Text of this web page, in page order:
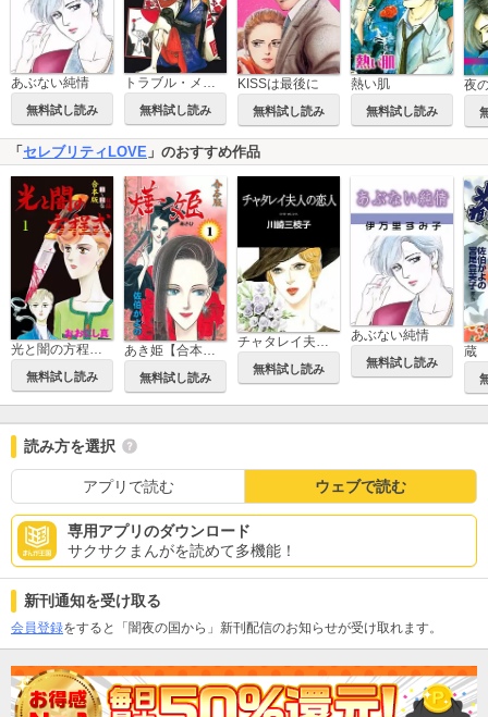
あぶない純情
無料試し読み
トラブル・メーカー
無料試し読み
KISSは最後に
無料試し読み
熱い肌
無料試し読み
夜
「 セレブリティLOVE 」のおすすめ作品
光と闇の方程式【合本版】
無料試し読み
あき姫【合本版】
無料試し読み
チャタレイ夫人の恋人
無料試し読み
あぶない純情
無料試し読み
蔵
読み方を選択
アプリで読む ウェブで読む
専用アプリのダウンロード
サクサクまんがを読めて多機能！
新刊通知を受け取る
会員登録をすると「闇夜の国から」新刊配信のお知らせが受け取れます。